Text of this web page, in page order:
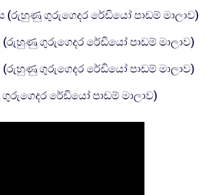
(රුහුණු ගුරුගෙදර රේඩියෝ පාඩම් මාලාව)
(රුහුණු ගුරුගෙදර රේඩියෝ පාඩම් මාලාව)
(රුහුණු ගුරුගෙදර රේඩියෝ පාඩම් මාලාව)
රේඩියෝ පාඩම් මාලාව)URL